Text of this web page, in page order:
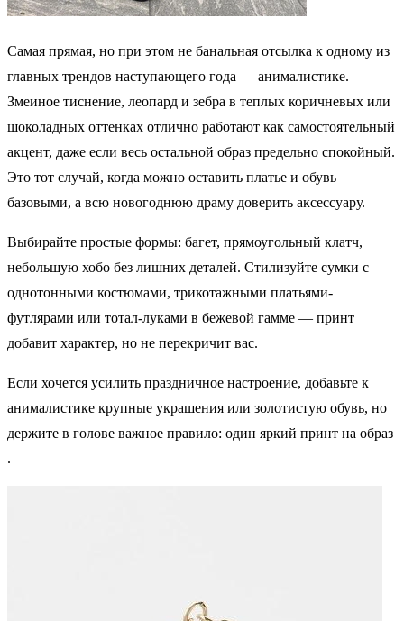
Самая прямая, но при этом не банальная отсылка к одному из
главных трендов наступающего года — анималистике.
Змеиное тиснение, леопард и зебра в теплых коричневых или
шоколадных оттенках отлично работают как самостоятельный
акцент, даже если весь остальной образ предельно спокойный.
Это тот случай, когда можно оставить платье и обувь
базовыми, а всю новогоднюю драму доверить аксессуару.
Выбирайте простые формы: багет, прямоугольный клатч,
небольшую хобо без лишних деталей. Стилизуйте сумки с
однотонными костюмами, трикотажными платьями-
футлярами или тотал-луками в бежевой гамме — принт
добавит характер, но не перекричит вас.
Если хочется усилить праздничное настроение, добавьте к
анималистике крупные украшения или золотистую обувь, но
держите в голове важное правило: один яркий принт на образ
.